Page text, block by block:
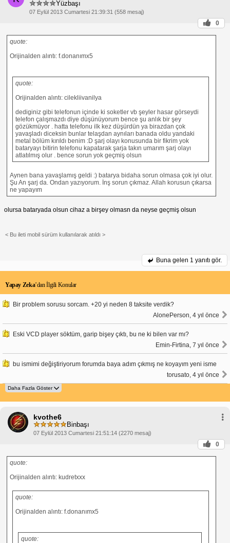
Yüzbaşı
07 Eylül 2013 Cumartesi 21:39:31 (558 mesaj)
0
quote:
Orijinalden alıntı: f.donanımx5
quote:
Orijinalden alıntı: cilekliivanilya
dediginiz gibi telefonun içinde ki soketler vb şeyler hasar görseydi
telefon çalışmazdı diye düşünüyorum bence şu anlık bir şey
gözükmüyor . hatta telefonu ilk kez düşürdün ya birazdan çok
yavaşladı diceksin bunlar telaşdan aynıları banada oldu yandaki
metal bölüm kırıldı benim :D şarj olayı konusunda bir fikrim yok
bataryayı bitirin telefonu kapatarak şarja takın umarım şarj olayı
atlatılmış olur . bence sorun yok geçmiş olsun
Aynen bana yavaşlamış geldi :) batarya bidaha sorun olmasa çok iyi olur.
Şu An şarj da. Ondan yazıyorum. İnş sorun çıkmaz. Allah korusun çıkarsa
ne yapayım
olursa bataryada olsun cihaz a birşey olmasn da neyse geçmiş olsun
< Bu ileti mobil sürüm kullanılarak atıldı >
Buna gelen 1 yanıtı gör.
Yapay Zeka’dan İlgili Konular
Bir problem sorusu sorcam. +20 yi neden 8 taksite verdik?
AlonePerson, 4 yıl önce
Eski VCD player söktüm, garip bişey çıktı, bu ne ki bilen var mı?
Emin-Firtina, 7 yıl önce
bu ismimi değiştiriyorum forumda baya adım çıkmış ne koyayım yeni isme
torusato, 4 yıl önce
kvothe6
Binbaşı
07 Eylül 2013 Cumartesi 21:51:14 (2270 mesaj)
0
quote:
Orijinalden alıntı: kudretxxx
quote:
Orijinalden alıntı: f.donanımx5
quote: